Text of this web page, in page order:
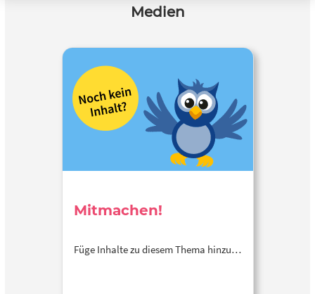
Medien
Mitmachen!
Füge Inhalte zu diesem Thema hinzu…